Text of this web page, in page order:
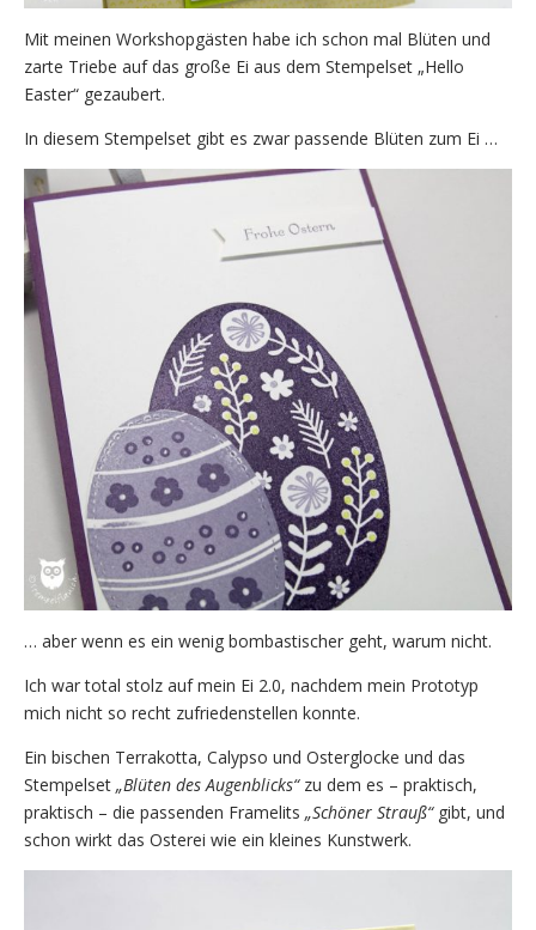
Mit meinen Workshopgästen habe ich schon mal Blüten und
zarte Triebe auf das große Ei aus dem Stempelset „Hello
Easter“ gezaubert.
In diesem Stempelset gibt es zwar passende Blüten zum Ei …
… aber wenn es ein wenig bombastischer geht, warum nicht.
Ich war total stolz auf mein Ei 2.0, nachdem mein Prototyp
mich nicht so recht zufriedenstellen konnte.
Ein bischen Terrakotta, Calypso und Osterglocke und das
Stempelset „Blüten des Augenblicks“zu dem es – praktisch,
praktisch – die passenden Framelits „Schöner Strauß“gibt, und
schon wirkt das Osterei wie ein kleines Kunstwerk.